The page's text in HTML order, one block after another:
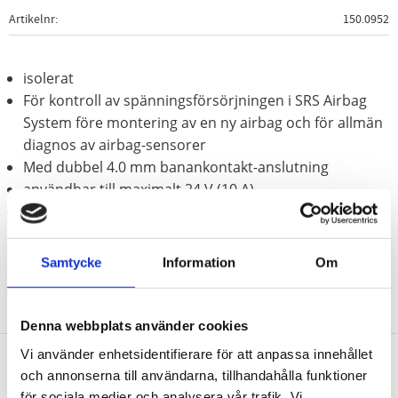
Samtycke Information Om
Denna webbplats använder cookies
Vi använder enhetsidentifierare för att anpassa innehållet
och annonserna till användarna, tillhandahålla funktioner
Artikelnr 150.0952
isolerat
För kontroll av spänningsförsörjningen i SRS Airbag
System före montering av en ny airbag och för allmän
diagnos av airbag-sensorer
Med dubbel 4.0 mm banankontakt-anslutning
användbar till maximalt 24 V (10 A)
Totallängd 125.0 mm
Nyhetsbrev